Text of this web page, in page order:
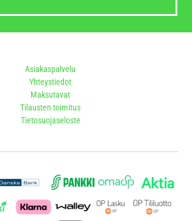
Asiakaspalvelu
Yhteystiedot
Maksutavat
Tilausten toimitus
Tietosuojaseloste